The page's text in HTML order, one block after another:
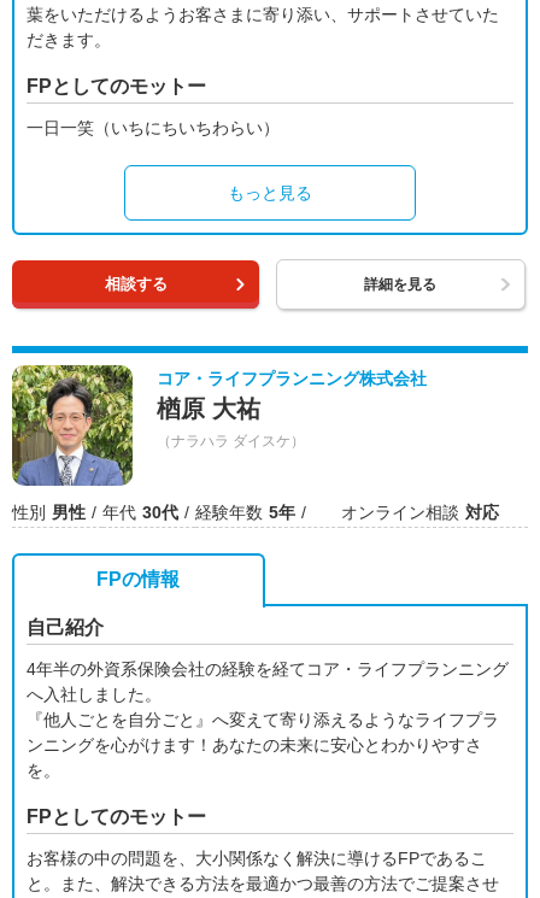
葉をいただけるようお客さまに寄り添い、サポートさせていた
だきます。
FPとしてのモットー
一日一笑（いちにちいちわらい）
もっと見る
相談する 詳細を見る
コア・ライフプランニング株式会社
楢原 大祐
（ナラハラ ダイスケ）
性別 男性 年代 30代 経験年数 5年 オンライン相談 対応
FPの情報
自己紹介
4年半の外資系保険会社の経験を経てコア・ライフプランニング
へ入社しました。
『他人ごとを自分ごと』へ変えて寄り添えるようなライフプラ
ンニングを心がけます！あなたの未来に安心とわかりやすさ
を。
FPとしてのモットー
お客様の中の問題を、大小関係なく解決に導けるFPであるこ
と。また、解決できる方法を最適かつ最善の方法でご提案させ